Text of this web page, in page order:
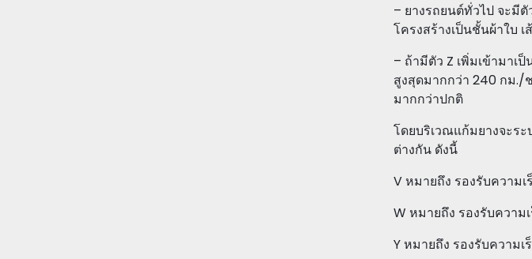
– ยางรถยนต์ทั่วไป จะมี
โครงสร้างเป็นชั้นผ้าใบ
– ถ้ามีตัว Z เพิ่มเข้ามาเ
สูงสุดมากกว่า 240 กม./
มากกว่าปกติ
โดยบริเวณแก้มยางจะร
ต่างกัน ดังนี้
V หมายถึง รองรับความ
W หมายถึง รองรับความ
Y หมายถึง รองรับความ